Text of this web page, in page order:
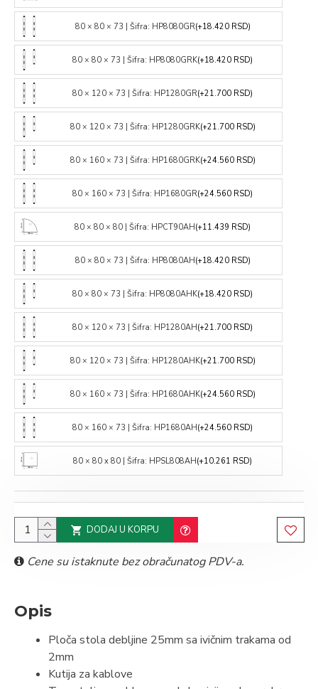
80 × 80 × 73 | Šifra: HP8080GR(+18.420 RSD)
80 × 80 × 73 | Šifra: HP8080GRK(+18.420 RSD)
80 × 120 × 73 | Šifra: HP1280GR(+21.700 RSD)
80 × 120 × 73 | Šifra: HP1280GRK(+21.700 RSD)
80 × 160 × 73 | Šifra: HP1680GRK(+24.560 RSD)
80 × 160 × 73 | Šifra: HP1680GR(+24.560 RSD)
80 × 80 × 80 | Šifra: HPCT90AH(+11.439 RSD)
80 × 80 × 73 | Šifra: HP8080AH(+18.420 RSD)
80 × 80 × 73 | Šifra: HP8080AHK(+18.420 RSD)
80 × 120 × 73 | Šifra: HP1280AH(+21.700 RSD)
80 × 120 × 73 | Šifra: HP1280AHK(+21.700 RSD)
80 × 160 × 73 | Šifra: HP1680AHK(+24.560 RSD)
80 × 160 × 73 | Šifra: HP1680AH(+24.560 RSD)
80 × 80 x 80 | Šifra: HPSL808AH(+10.261 RSD)
DODAJ U KORPU
Cene su istaknute bez obračunatog PDV-a.
Opis
Ploča stola debljine 25mm sa ivičnim trakama od
2mm
Kutija za kablove